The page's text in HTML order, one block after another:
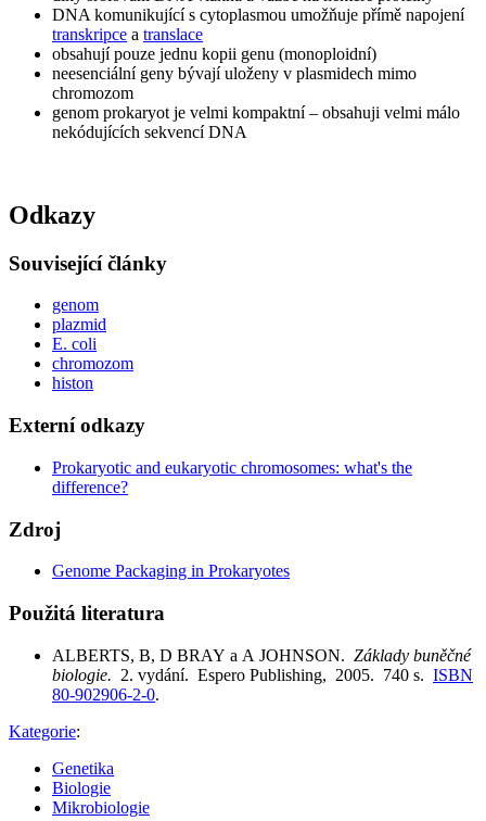
DNA komunikující s cytoplasmou umožňuje přímě napojení
transkripce a translace
obsahují pouze jednu kopii genu (monoploidní)
neesenciální geny bývají uloženy v plasmidech mimo
chromozom
genom prokaryot je velmi kompaktní – obsahuji velmi málo
nekódujících sekvencí DNA
Odkazy
Související články
genom
plazmid
E. coli
chromozom
histon
Externí odkazy
Prokaryotic and eukaryotic chromosomes: what's the
difference?
Zdroj
Genome Packaging in Prokaryotes
Použitá literatura
ALBERTS, B, D BRAY a A JOHNSON. Základy buněčné
biologie. 2. vydání. Espero Publishing, 2005. 740 s. ISBN
80-902906-2-0.
Kategorie:
Genetika
Biologie
Mikrobiologie